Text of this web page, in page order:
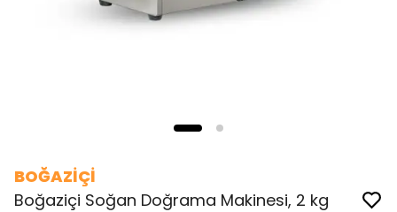
BOĞAZİÇİ
Boğaziçi Soğan Doğrama Makinesi, 2 kg